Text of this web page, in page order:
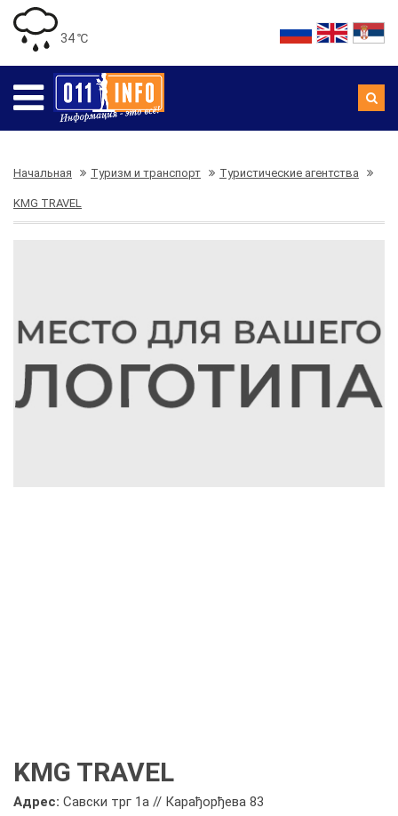
34 ℃
Начальная Туризм и транспорт Туристические агентства
KMG TRAVEL
KMG TRAVEL
Адрес: Савски трг 1а // Карађорђева 83